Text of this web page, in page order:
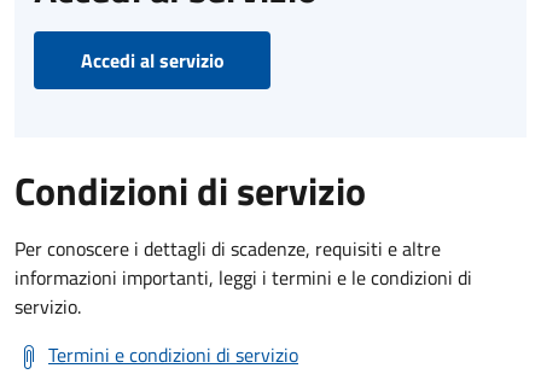
Accedi al servizio
Condizioni di servizio
Per conoscere i dettagli di scadenze, requisiti e altre
informazioni importanti, leggi i termini e le condizioni di
servizio.
Termini e condizioni di servizio